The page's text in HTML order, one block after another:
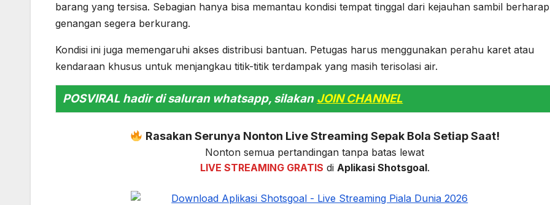
barang yang tersisa. Sebagian hanya bisa memantau kondisi tempat tinggal dari kejauhan sambil berharap
genangan segera berkurang.
Kondisi ini juga memengaruhi akses distribusi bantuan. Petugas harus menggunakan perahu karet atau
kendaraan khusus untuk menjangkau titik-titik terdampak yang masih terisolasi air.
POSVIRAL hadir di saluran whatsapp, silakan JOIN CHANNEL
Rasakan Serunya Nonton Live Streaming Sepak Bola Setiap Saat!
Nonton semua pertandingan tanpa batas lewat
LIVE STREAMING GRATIS di Aplikasi Shotsgoal.